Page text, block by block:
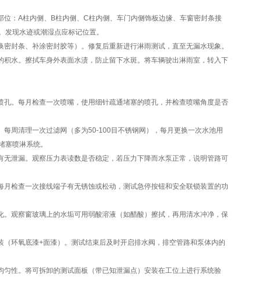
：A柱内侧、B柱内侧、C柱内侧、车门内侧饰板边缘、车窗密封条接
现水迹或潮湿点应标记位置。
条、补涂密封胶等）。修复后重新进行淋雨测试，直至无漏水现象。
水。擦拭车身外表面水渍，防止留下水斑。将车辆驶出淋雨室，转入下
。每月检查一次喷嘴，使用细针疏通堵塞的喷孔，并检查喷嘴角度是否
周清理一次过滤网（多为50-100目不锈钢网），每月更换一次水池用
喷淋系统。
泄漏。观察压力表读数是否稳定，若压力下降而水泵正常，说明管路可
查一次接线端子有无锈蚀或松动，测试急停按钮和安全联锁装置的功
察窗玻璃上的水垢可用弱酸溶液（如醋酸）擦拭，再用清水冲净，保
氧底漆+面漆）。测试结束后及时开启排水阀，排空管路和泵体内的
性。将可拆卸的测试面板（带已知泄漏点）安装在工位上进行系统验